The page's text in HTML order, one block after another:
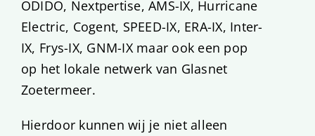
ODIDO, Nextpertise, AMS-IX, Hurricane
Electric, Cogent, SPEED-IX, ERA-IX, Inter-
IX, Frys-IX, GNM-IX maar ook een pop
op het lokale netwerk van Glasnet
Zoetermeer.
Hierdoor kunnen wij je niet alleen